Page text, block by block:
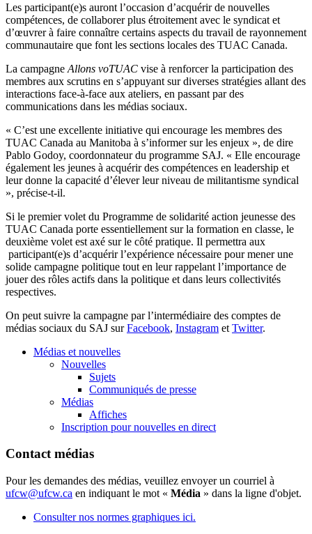
Les participant(e)s auront l’occasion d’acquérir de nouvelles
compétences, de collaborer plus étroitement avec le syndicat et
d’œuvrer à faire connaître certains aspects du travail de rayonnement
communautaire que font les sections locales des TUAC Canada.
La campagne Allons voTUAC vise à renforcer la participation des
membres aux scrutins en s’appuyant sur diverses stratégies allant des
interactions face-à-face aux ateliers, en passant par des
communications dans les médias sociaux.
« C’est une excellente initiative qui encourage les membres des
TUAC Canada au Manitoba à s’informer sur les enjeux », de dire
Pablo Godoy, coordonnateur du programme SAJ. « Elle encourage
également les jeunes à acquérir des compétences en leadership et
leur donne la capacité d’élever leur niveau de militantisme syndical
», précise-t-il.
Si le premier volet du Programme de solidarité action jeunesse des
TUAC Canada porte essentiellement sur la formation en classe, le
deuxième volet est axé sur le côté pratique. Il permettra aux
participant(e)s d’acquérir l’expérience nécessaire pour mener une
solide campagne politique tout en leur rappelant l’importance de
jouer des rôles actifs dans la politique et dans leurs collectivités
respectives.
On peut suivre la campagne par l’intermédiaire des comptes de
médias sociaux du SAJ surFacebook, Instagram et Twitter.
Médias et nouvelles
Nouvelles
Sujets
Communiqués de presse
Médias
Affiches
Inscription pour nouvelles en direct
Contact médias
Pour les demandes des médias, veuillez envoyer un courriel à
ufcw@ufcw.ca en indiquant le mot « Média » dans la ligne d'objet.
Consulter nos normes graphiques ici.